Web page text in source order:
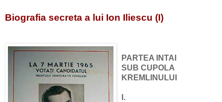
Biografia secreta a lui Ion Iliescu (I)
PARTEA INTAI
SUB CUPOLA
KREMLINULUI
I.